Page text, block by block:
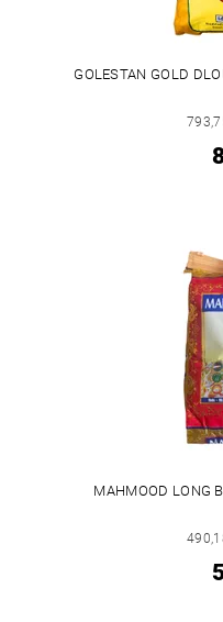
GOLESTAN GOLD
MAHMOOD LONG